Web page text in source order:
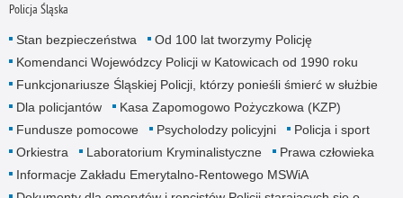
Policja Śląska
Stan bezpieczeństwa
Od 100 lat tworzymy Policję
Komendanci Wojewódzcy Policji w Katowicach od 1990 roku
Funkcjonariusze Śląskiej Policji, którzy ponieśli śmierć w służbie
Dla policjantów
Kasa Zapomogowo Pożyczkowa (KZP)
Fundusze pomocowe
Psycholodzy policyjni
Policja i sport
Orkiestra
Laboratorium Kryminalistyczne
Prawa człowieka
Informacje Zakładu Emerytalno-Rentowego MSWiA